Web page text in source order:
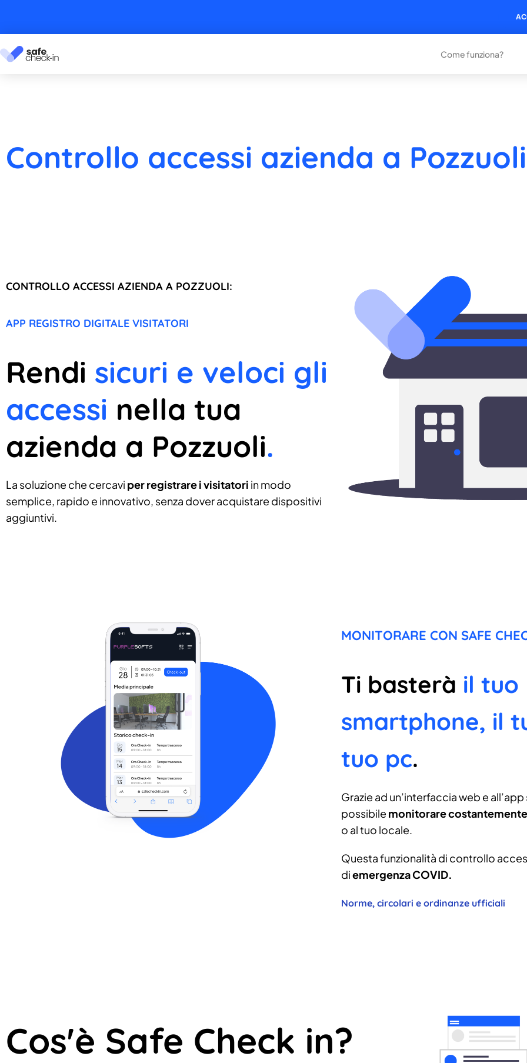
Come funziona?
Controllo accessi azienda a Pozzuoli
CONTROLLO ACCESSI AZIENDA A POZZUOLI:
APP REGISTRO DIGITALE VISITATORI
Rendi sicuri e veloci gli
accessi nella tua
azienda a Pozzuoli.
La soluzione che cercavi per registrare i visitatori in modo
semplice, rapido e innovativo, senza dover acquistare dispositivi
aggiuntivi.
MONITORARE CON SAFE
Ti basterà il tuo
smartphone, il
tuo pc.
Grazie ad un’interfaccia web e
possibile monitorare
o al tuo locale.
Questa funzionalità di controllo
diemergenza COVID.
Norme, circolari e ordinanze ufficiali
Cos'è Safe Check in?